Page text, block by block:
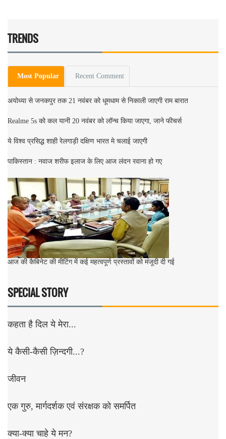
TRENDS
Most Popular Recent Comment
अयोध्या से जनकपुर तक 21 नवंबर को धूमधाम से निकाली जाएगी राम बारात
Realme 5s को कल यानी 20 नवंबर को लॉन्च किया जाएगा, जाने फीचर्स
ये विश्व प्रसिद्ध शाही रेलगाड़ी दक्षिण भारत मे चलाई जाएगी
पाकिस्तान : नवाज शरीफ इलाज के लिए आज लंदन रवाना हो गए
आज की कैबिनेट की मीटिंग में कई महत्वपूर्ण प्रस्तावों को मंजूदी दी गई
SPECIAL STORY
कहता है दिल ये मेरा...
ये कैसी-कैसी ज़िन्दगी...?
जीवन
एक गुरु, मार्गदर्शक एवं संरक्षक को समर्पित
क्या-क्या चाहे ये मन?